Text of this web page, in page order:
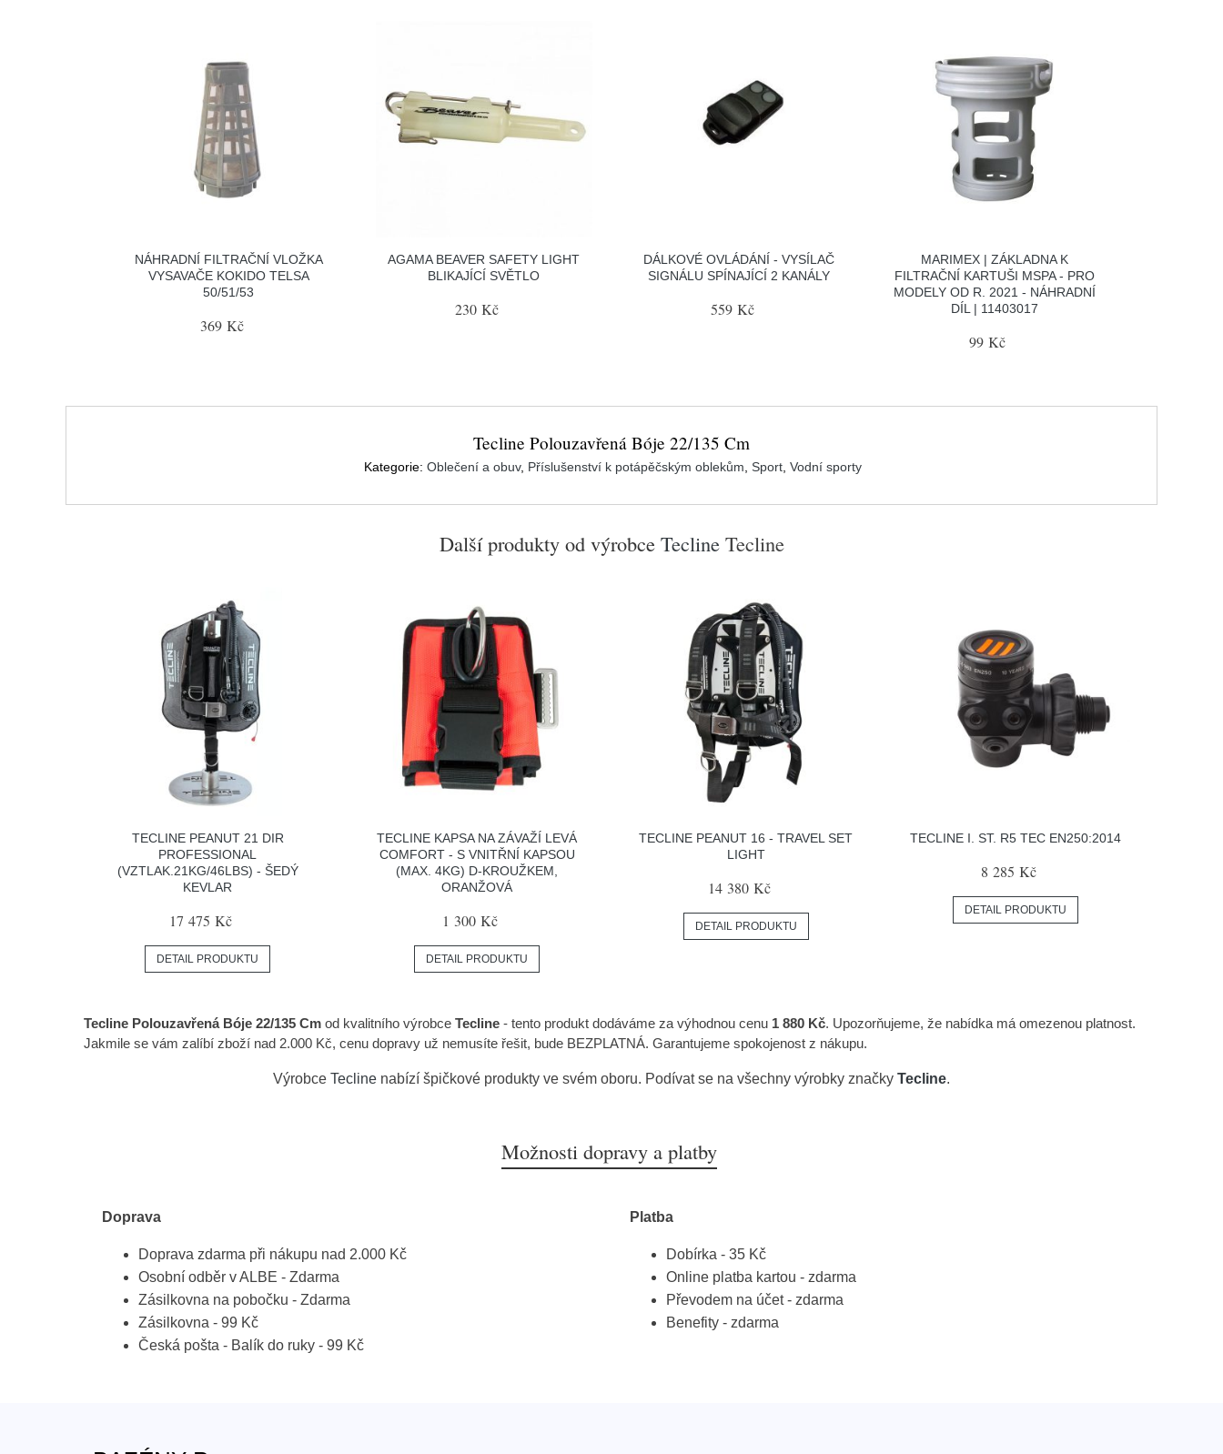
NÁHRADNÍ FILTRAČNÍ VLOŽKA
VYSAVAČE KOKIDO TELSA
50/51/53
369 Kč
AGAMA BEAVER SAFETY LIGHT
BLIKAJÍCÍ SVĚTLO
230 Kč
DÁLKOVÉ OVLÁDÁNÍ - VYSÍLAČ
SIGNÁLU SPÍNAJÍCÍ 2 KANÁLY
559 Kč
MARIMEX | ZÁKLADNA K
FILTRAČNÍ KARTUŠI MSPA - PRO
MODELY OD R. 2021 - NÁHRADNÍ
DÍL | 11403017
99 Kč
Tecline Polouzavřená Bóje 22/135 Cm
Kategorie: Oblečení a obuv, Příslušenství k potápěčským oblekům Sport, Vodní sporty
Další produkty od výrobce Tecline Tecline
TECLINE PEANUT 21 DIR
PROFESSIONAL
(VZTLAK.21KG/46LBS) - ŠEDÝ
KEVLAR
17 475 Kč
DETAIL PRODUKTU
TECLINE KAPSA NA ZÁVAŽÍ LEVÁ
COMFORT - S VNITŘNÍ KAPSOU
(MAX. 4KG) D-KROUŽKEM,
ORANŽOVÁ
1 300 Kč
DETAIL PRODUKTU
TECLINE PEANUT 16 - TRAVEL SET
LIGHT
14 380 Kč
DETAIL PRODUKTU
TECLINE I. ST. R5 TEC EN250:2014
8 285 Kč
DETAIL PRODUKTU
Tecline Polouzavřená Bóje 22/135 Cm od kvalitního výrobce Tecline - tento produkt dodáváme za výhodnou cenu 1 880 Kč. Upozorňujeme, že nabídka má omezenou platnost.
Jakmile se vám zalíbí zboží nad 2.000 Kč, cenu dopravy už nemusíte řešit, bude BEZPLATNÁ. Garantujeme spokojenost z nákupu.
Výrobce Tecline nabízí špičkové produkty ve svém oboru. Podívat se na všechny výrobky značky Tecline.
Možnosti dopravy a platby
Doprava
Doprava zdarma při nákupu nad 2.000 Kč
Osobní odběr v ALBE - Zdarma
Zásilkovna na pobočku - Zdarma
Zásilkovna - 99 Kč
Česká pošta - Balík do ruky - 99 Kč
Platba
Dobírka - 35 Kč
Online platba kartou - zdarma
Převodem na účet - zdarma
Benefity - zdarma